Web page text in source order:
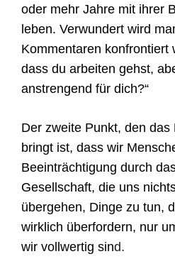
oder mehr Jahre mit ihrer
leben. Verwundert wird
Kommentaren konfrontiert
dass du arbeiten gehst,
anstrengend für dich?“
Der zweite Punkt, den
bringt ist, dass wir
Beeinträchtigung durch
Gesellschaft, die uns
übergehen, Dinge zu tun,
wirklich überfordern, nur
wir vollwertig sind.